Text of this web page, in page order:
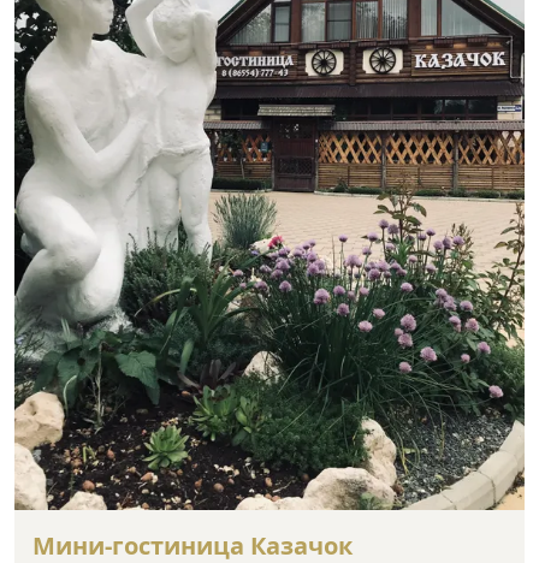
Мини-гостиница Казачок